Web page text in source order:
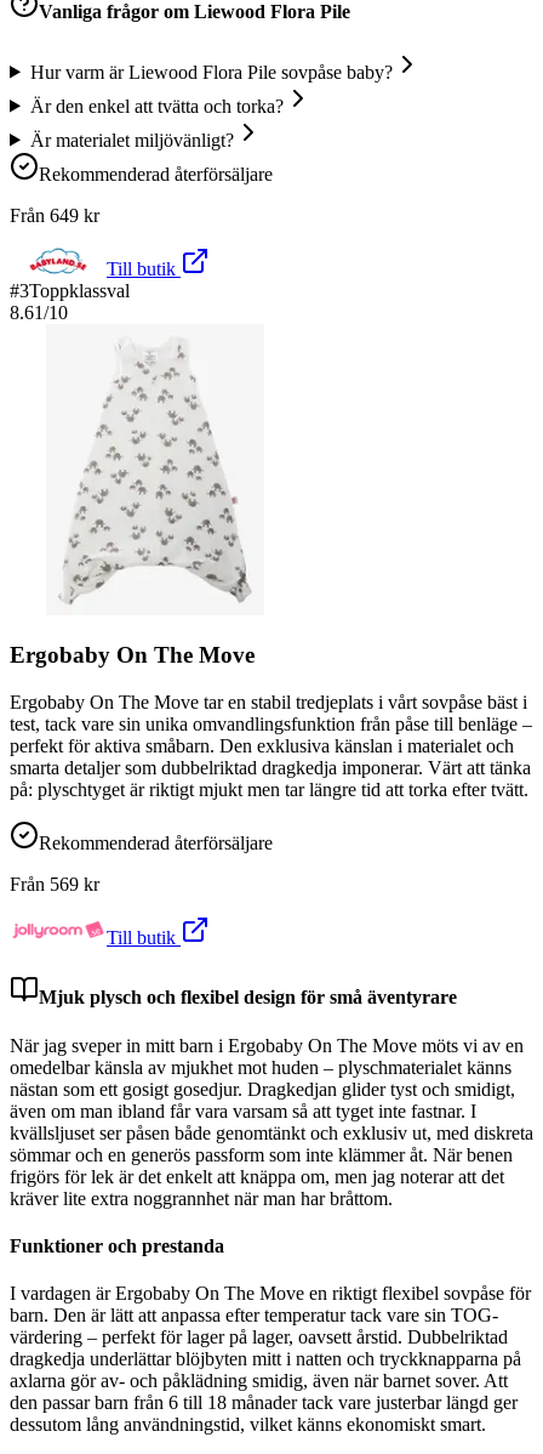
Vanliga frågor om Liewood Flora Pile
Hur varm är Liewood Flora Pile sovpåse baby?
Är den enkel att tvätta och torka?
Är materialet miljövänligt?
Rekommenderad återförsäljare
Från 649 kr
Till butik
#3Toppklassval
8.61/10
Ergobaby On The Move
Ergobaby On The Move tar en stabil tredjeplats i vårt sovpåse bäst i
test, tack vare sin unika omvandlingsfunktion från påse till benläge –
perfekt för aktiva småbarn. Den exklusiva känslan i materialet och
smarta detaljer som dubbelriktad dragkedja imponerar. Värt att tänka
på: plyschtyget är riktigt mjukt men tar längre tid att torka efter tvätt.
Rekommenderad återförsäljare
Från 569 kr
Till butik
Mjuk plysch och flexibel design för små äventyrare
När jag sveper in mitt barn i Ergobaby On The Move möts vi av en
omedelbar känsla av mjukhet mot huden – plyschmaterialet känns
nästan som ett gosigt gosedjur. Dragkedjan glider tyst och smidigt,
även om man ibland får vara varsam så att tyget inte fastnar. I
kvällsljuset ser påsen både genomtänkt och exklusiv ut, med diskreta
sömmar och en generös passform som inte klämmer åt. När benen
frigörs för lek är det enkelt att knäppa om, men jag noterar att det
kräver lite extra noggrannhet när man har bråttom.
Funktioner och prestanda
I vardagen är Ergobaby On The Move en riktigt flexibel sovpåse för
barn. Den är lätt att anpassa efter temperatur tack vare sin TOG-
värdering – perfekt för lager på lager, oavsett årstid. Dubbelriktad
dragkedja underlättar blöjbyten mitt i natten och tryckknapparna på
axlarna gör av- och påklädning smidig, även när barnet sover. Att
den passar barn från 6 till 18 månader tack vare justerbar längd ger
dessutom lång användningstid, vilket känns ekonomiskt smart.